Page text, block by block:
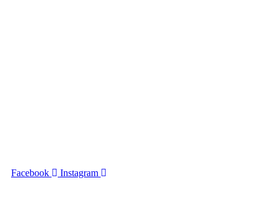
Facebook Instagram